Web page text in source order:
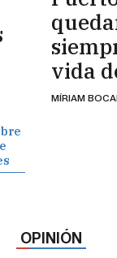
vida
MÍRIAM
OPINIÓN